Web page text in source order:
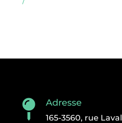
 Adresse
165-3560, rue Laval